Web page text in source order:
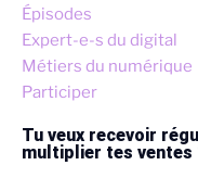
Épisodes
Expert-e-s du digital
Métiers du numérique
Participer
Tu veux recevoir
multiplier tes ventes